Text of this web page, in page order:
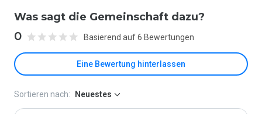
Was sagt die Gemeinschaft dazu?
0 Basierend auf 6 Bewertungen
Eine Bewertung hinterlassen
Sortieren nach: Neuestes